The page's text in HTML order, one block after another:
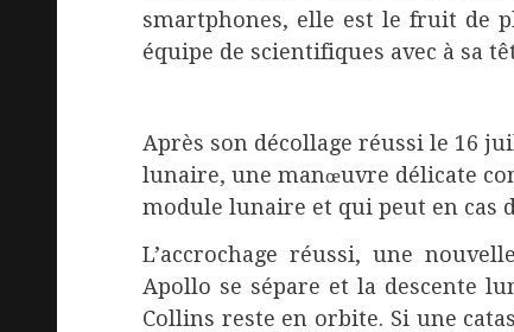
smartphones, elle est le fruit de
équipe de scientifiques avec à sa
Après son décollage réussi le 16
lunaire, une manœuvre délicate
module lunaire et qui peut en cas
L’accrochage réussi, une
Apollo se sépare et la descente
Collins reste en orbite. Si une